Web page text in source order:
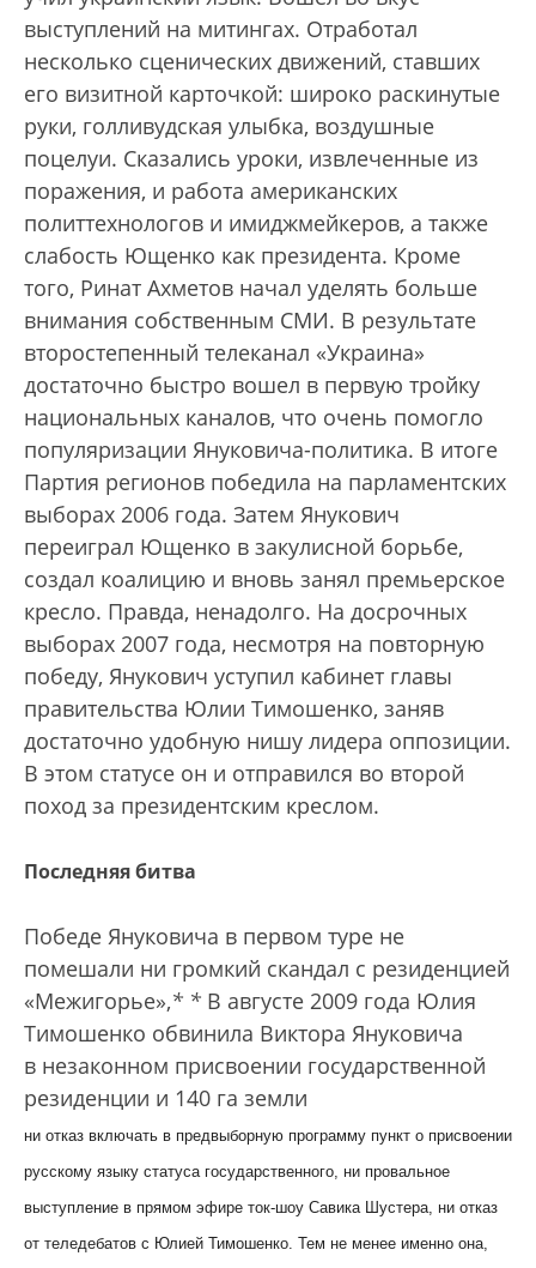
выступлений на митингах. Отработал
несколько сценических движений, ставших
его визитной карточкой: широко раскинутые
руки, голливудская улыбка, воздушные
поцелуи. Сказались уроки, извлеченные из
поражения, и работа американских
политтехнологов и имиджмейкеров, а также
слабость Ющенко как президента. Кроме
того, Ринат Ахметов начал уделять больше
внимания собственным СМИ. В результате
второстепенный телеканал «Украина»
достаточно быстро вошел в первую тройку
национальных каналов, что очень помогло
популяризации Януковича-политика. В итоге
Партия регионов победила на парламентских
выборах 2006 года. Затем Янукович
переиграл Ющенко в закулисной борьбе,
создал коалицию и вновь занял премьерское
кресло. Правда, ненадолго. На досрочных
выборах 2007 года, несмотря на повторную
победу, Янукович уступил кабинет главы
правительства Юлии Тимошенко, заняв
достаточно удобную нишу лидера оппозиции.
В этом статусе он и отправился во второй
поход за президентским креслом.
Последняя битва
Победе Януковича в первом туре не
помешали ни громкий скандал с резиденцией
«Межигорье»,* * В августе 2009 года Юлия
Тимошенко обвинила Виктора Януковича
в незаконном присвоении государственной
резиденции и 140 га земли
ни отказ включать в предвыборную программу пункт о присвоении
русскому языку статуса государственного, ни провальное
выступление в прямом эфире ток-шоу Савика Шустера, ни отказ
от теледебатов с Юлией Тимошенко. Тем не менее именно она,